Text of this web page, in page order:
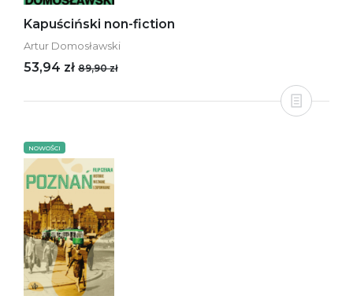
Kapuściński non-fiction
Artur Domosławski
53,94 zł 89,90 zł
NOWOŚCI